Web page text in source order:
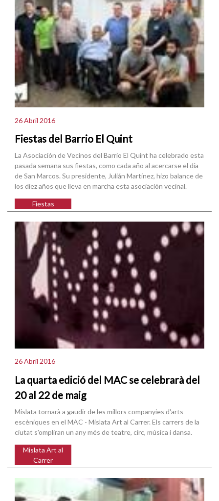
26 Abril 2016
Fiestas del Barrio El Quint
La Asociación de Vecinos del Barrio El Quint ha celebrado esta
pasada semana sus fiestas, como cada año al acercarse el día
de San Marcos. Su presidente, Julián Martínez, hizo balance de
los diez años que lleva en marcha esta asociación vecinal.
Fiestas
26 Abril 2016
La quarta edició del MAC se celebrarà del
20 al 22 de maig
Mislata tornarà a gaudir de les millors companyies d'arts
escèniques en el MAC - Mislata Art al Carrer. Els carrers de la
ciutat s'ompliran un any més de teatre, circ, música i dansa.
Mislata Art al
Carrer